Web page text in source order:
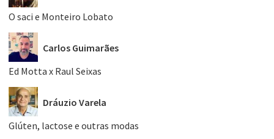
O saci e Monteiro Lobato
Carlos Guimarães
Ed Motta x Raul Seixas
Dráuzio Varela
Glúten, lactose e outras modas